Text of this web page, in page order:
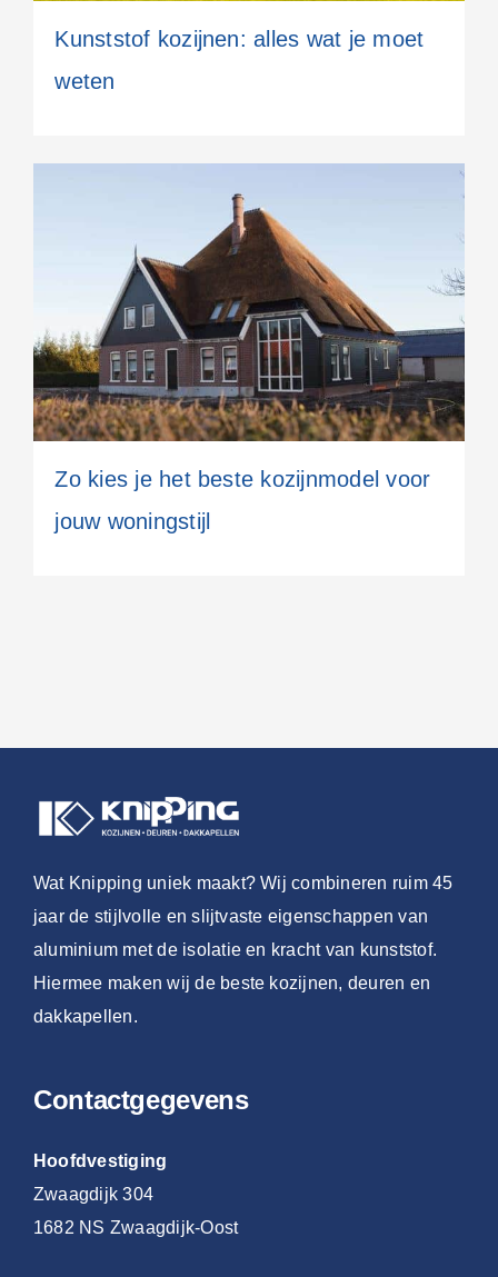
Kunststof kozijnen: alles wat je moet
weten
Zo kies je het beste kozijnmodel voor
jouw woningstijl
Wat Knipping uniek maakt? Wij combineren ruim 45
jaar de stijlvolle en slijtvaste eigenschappen van
aluminium met de isolatie en kracht van kunststof.
Hiermee maken wij de beste kozijnen, deuren en
dakkapellen.
Contactgegevens
Hoofdvestiging
Zwaagdijk 304
1682 NS Zwaagdijk-Oost